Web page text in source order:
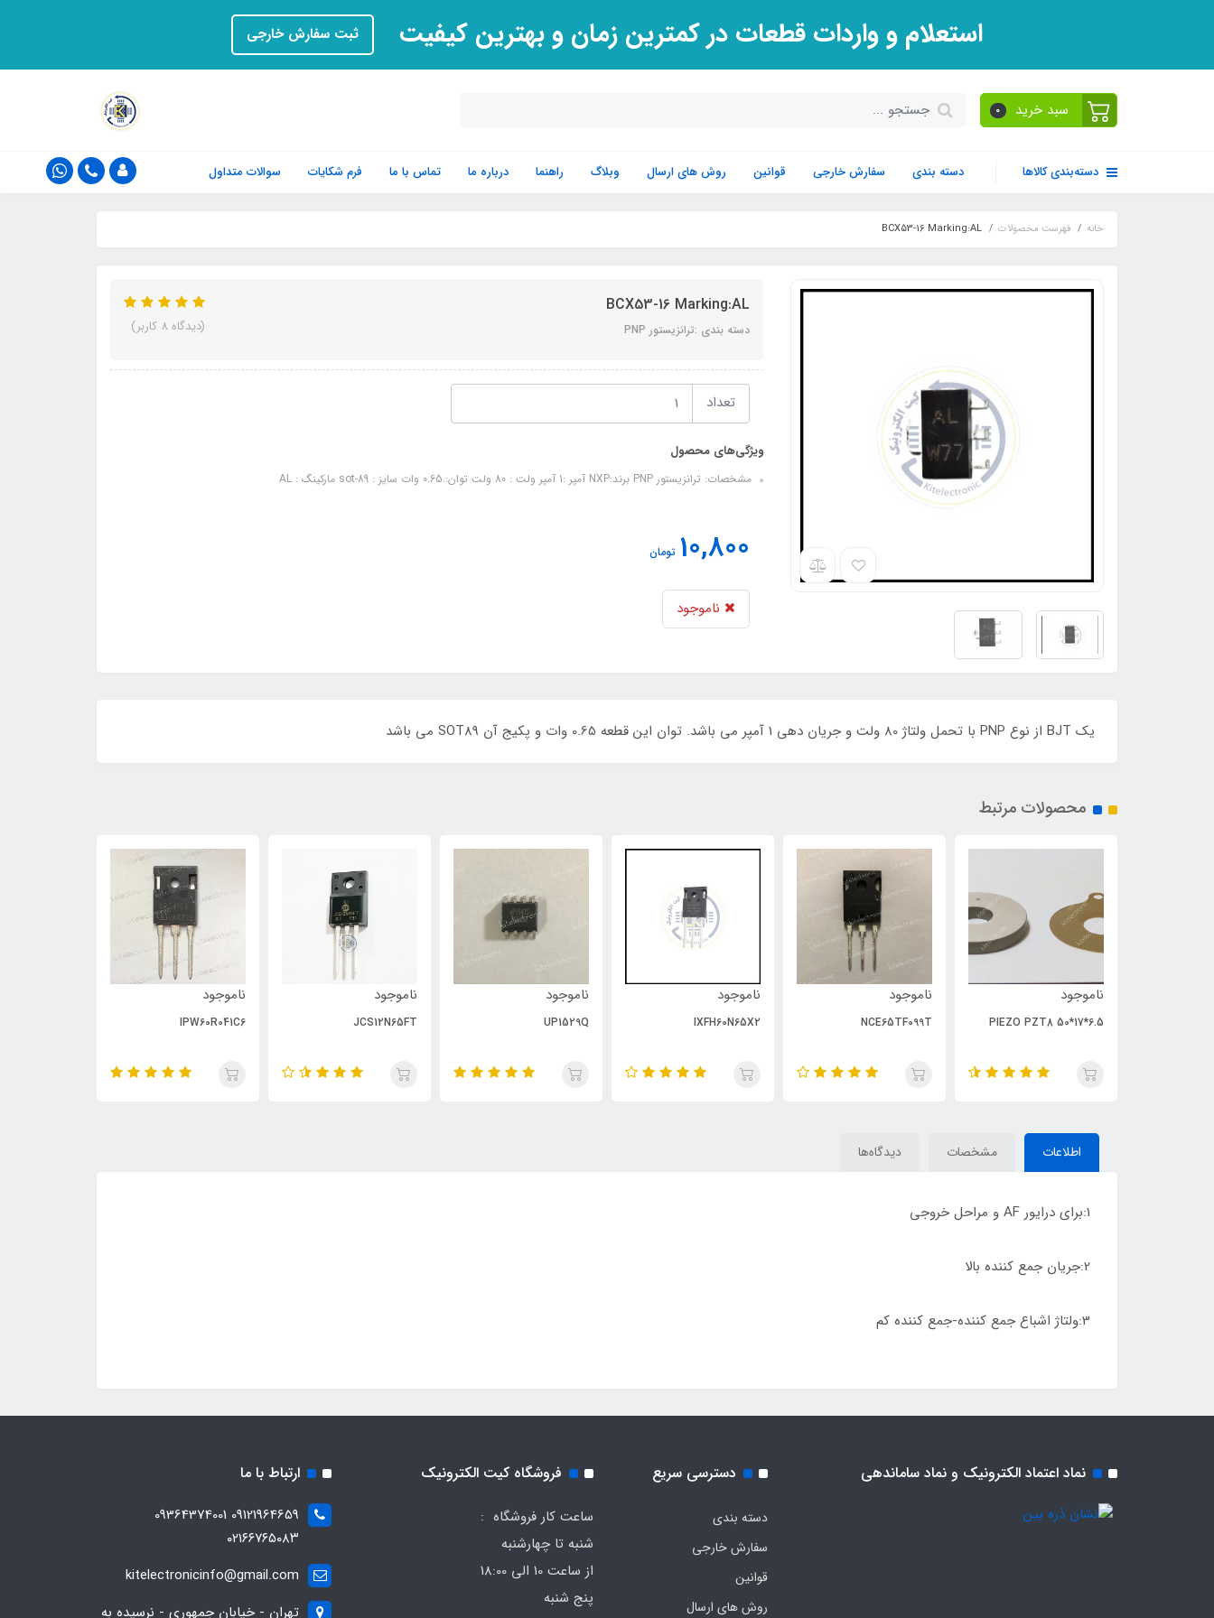
استعلام و واردات قطعات در کمترین زمان و بهترین کیفیت ثبت سفارش خارجی
سبد خرید 0
دسته‌بندی کالاها دسته بندی سفارش خارجی قوانین روش های ارسال وبلاگ راهنما درباره ما تماس با ما فرم‌ شکایات سوالات متداول
خانه فهرست محصولات BCX53-16 Marking:AL
BCX53-16 Marking:AL
دسته بندی :ترانزیستور PNP (دیدگاه 8 کاربر)
تعداد
ویژگی‌های محصول
مشخصات: ترانزیستور PNP برند:NXP آمپر :1 آمپر ولت : 80 ولت توان:.0.65 وات سایز : sot-89 مارکینگ : AL
10,800 تومان
ناموجود
یک BJT از نوع PNP با تحمل ولتاژ 80 ولت و جریان دهی 1 آمپر می باشد. توان این قطعه 0.65 وات و پکیج آن SOT89 می باشد
محصولات مرتبط
ناموجود
PIEZO PZT8 50*17*6.5
ناموجود
NCE65TF099T
ناموجود
IXFH60N65X2
ناموجود
UP1529Q
ناموجود
JCS12N65FT
ناموجود
IPW60R041C6
اطلاعات مشخصات دیدگاه‌ها
1:برای درایور AF و مراحل خروجی
2:جریان جمع کننده بالا
3:ولتاژ اشباع جمع کننده-جمع کننده کم
نماد اعتماد الکترونیک و نماد ساماندهی دسترسی سریع
دسته بندی
سفارش خارجی
قوانین
روش های ارسال
فروشگاه کیت الکترونیک
ساعت کار فروشگاه :
شنبه تا چهارشنبه
از ساعت 10 الی 18:00
پنج شنبه
ارتباط با ما
09121964659 09364374001
۰۲۱۶۶۷۶۵۰۸۳
kitelectronicinfo@gmail.com
تهران - خیابان جمهوری - نرسیده به